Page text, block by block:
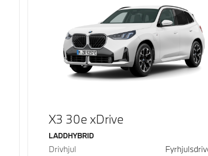
X3 30e xDrive
Bränsle
LADDHYBRID
Drivhjul